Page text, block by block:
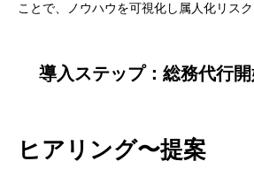
ことで、ノウハウを可視化し属人化リスク
導入ステップ：総務代行
ヒアリング〜提案